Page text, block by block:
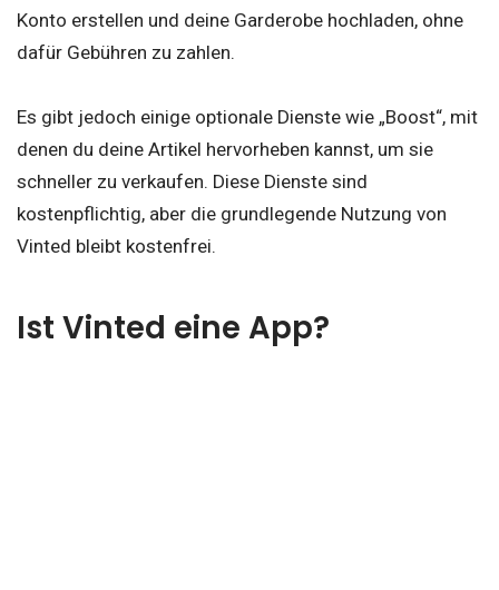
Konto erstellen und deine Garderobe hochladen, ohne
dafür Gebühren zu zahlen.
Es gibt jedoch einige optionale Dienste wie „Boost“, mit
denen du deine Artikel hervorheben kannst, um sie
schneller zu verkaufen. Diese Dienste sind
kostenpflichtig, aber die grundlegende Nutzung von
Vinted bleibt kostenfrei.
Ist Vinted eine App?